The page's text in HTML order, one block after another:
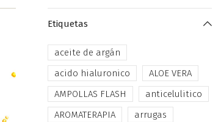
Etiquetas
aceite de argán
acido hialuronico
ALOE VERA
AMPOLLAS FLASH
anticelulitico
AROMATERAPIA
arrugas